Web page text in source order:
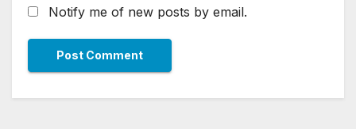
Notify me of new posts by email.